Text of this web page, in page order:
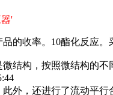
'
的收率。10酯化反应。
微结构，按照微结构的不
此外，还进行了流动平